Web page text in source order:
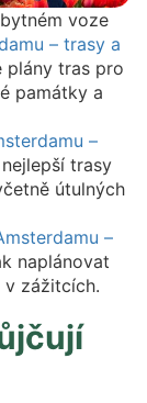
voze
– trasy a
plány tras pro
památky a
–
trasy
útulných
–
naplánovat
zážitcích.